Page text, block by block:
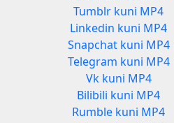
Tumblr kuni MP4
Linkedin kuni MP4
Snapchat kuni MP4
Telegram kuni MP4
Vk kuni MP4
Bilibili kuni MP4
Rumble kuni MP4